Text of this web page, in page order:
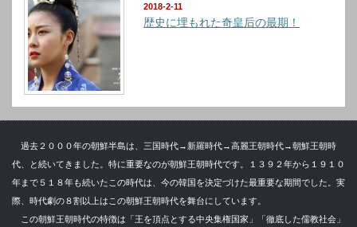
2018-2-11
歴史に埋もれた奇皇后の最期！
過去２０００年の朝鮮半島は、三国時代→新羅時代→高麗王朝時代→朝鮮王朝時
代、と続いてきました。特に重要なのが朝鮮王朝時代です。１３９２年から１９１０
年まで５１８年も続いたこの時代は、今の韓国を決定づけた最重要な期間でした。実
際、時代劇の８割以上はこの朝鮮王朝時代を舞台にしています。
この朝鮮王朝時代の特徴は「王を頂点とする中央集権国家」「徹底した儒教社会」